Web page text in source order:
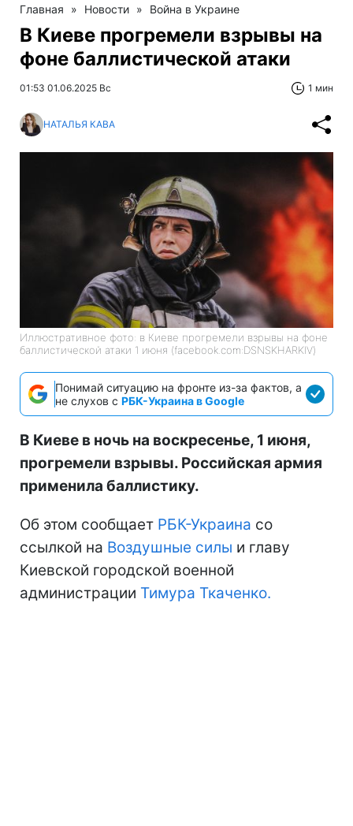
Главная » Новости » Война в Украине
В Киеве прогремели взрывы на
фоне баллистической атаки
01:53 01.06.2025 Вс 1 мин
НАТАЛЬЯ КАВА
Иллюстративное фото: в Киеве прогремели взрывы на фоне
баллистической атаки 1 июня (facebook.com:DSNSKHARKIV)
Понимай ситуацию на фронте из-за фактов, а
не слухов с РБК-Украина в Google
В Киеве в ночь на воскресенье, 1 июня,
прогремели взрывы. Российская армия
применила баллистику.
Об этом сообщает РБК-Украина со
ссылкой на Воздушные силы и главу
Киевской городской военной
администрации Тимура Ткаченко.